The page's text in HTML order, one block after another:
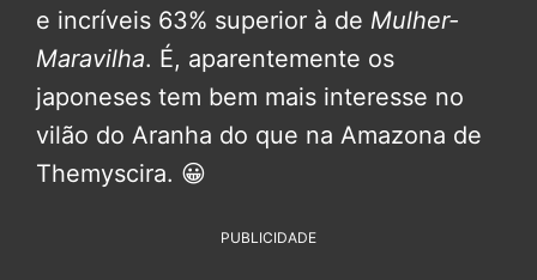
e incríveis 63% superior à de Mulher-
Maravilha. É, aparentemente os
japoneses tem bem mais interesse no
vilão do Aranha do que na Amazona de
Themyscira. 😀
PUBLICIDADE